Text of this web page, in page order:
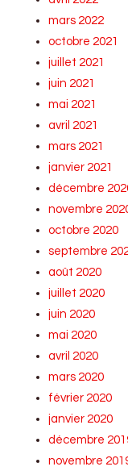
mars 2022
octobre 2021
juillet 2021
juin 2021
mai 2021
avril 2021
mars 2021
janvier 2021
décembre
novembre
octobre 2020
septembre
août 2020
juillet 2020
juin 2020
mai 2020
avril 2020
mars 2020
février 2020
janvier 2020
décembre
novembre